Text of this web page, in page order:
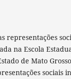
representações
na Escola
de Mato
sociais